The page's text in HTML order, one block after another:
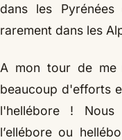
dans les
rarement dans les
A mon tour de me
beaucoup d'efforts
l'hellébore ! Nous
l’ellébore ou